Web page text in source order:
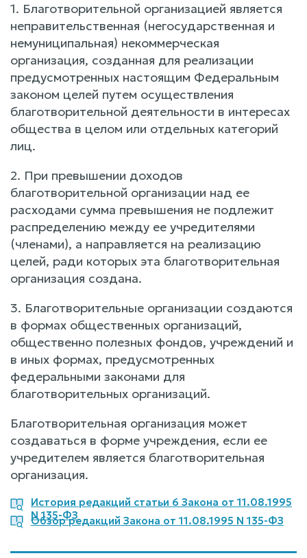
1. Благотворительной организацией является
неправительственная (негосударственная и
немуниципальная) некоммерческая
организация, созданная для реализации
предусмотренных настоящим Федеральным
законом целей путем осуществления
благотворительной деятельности в интересах
общества в целом или отдельных категорий
лиц.
2. При превышении доходов
благотворительной организации над ее
расходами сумма превышения не подлежит
распределению между ее учредителями
(членами), а направляется на реализацию
целей, ради которых эта благотворительная
организация создана.
3. Благотворительные организации создаются
в формах общественных организаций,
общественно полезных фондов, учреждений и
в иных формах, предусмотренных
федеральными законами для
благотворительных организаций.
Благотворительная организация может
создаваться в форме учреждения, если ее
учредителем является благотворительная
организация.
История редакций статьи 6 Закона от 11.08.1995
N 135-ФЗ
Обзор редакций Закона от 11.08.1995 N 135-ФЗ